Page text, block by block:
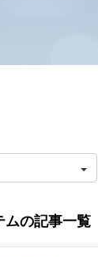
ムの記事一覧